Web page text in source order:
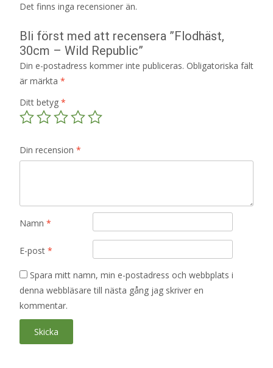
Det finns inga recensioner än.
Bli först med att recensera ”Flodhäst,
30cm – Wild Republic”
Din e-postadress kommer inte publiceras. Obligatoriska fält
är märkta *
Ditt betyg *
Din recension *
Namn *
E-post *
Spara mitt namn, min e-postadress och webbplats i
denna webbläsare till nästa gång jag skriver en
kommentar.